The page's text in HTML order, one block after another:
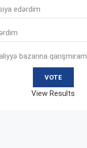
edərdim
bazarına qarışmıram
View Results